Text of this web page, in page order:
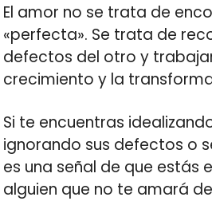
El amor no se trata de
«perfecta». Se trata de
defectos del otro y
crecimiento y la
Si te encuentras
ignorando sus defectos o
es una señal de que estás
alguien que no te amará